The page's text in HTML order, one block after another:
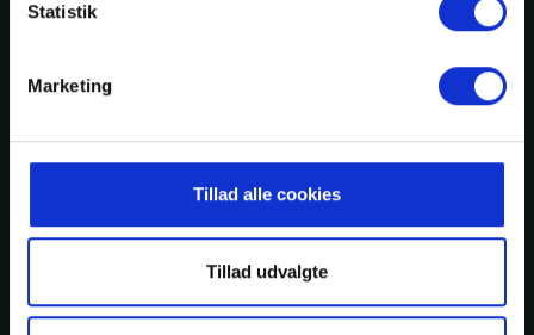
Statistik
Marketing
Tillad alle cookies
Tillad udvalgte
+45 75 27 71 83
Se vores Facebook
Se vores Instagram
Området